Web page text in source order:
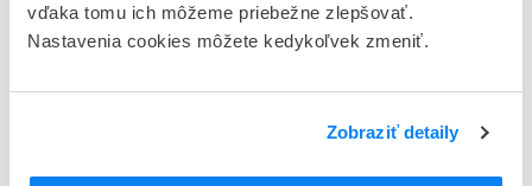
vďaka tomu ich môžeme priebežne zlepšovať.
Nastavenia cookies môžete kedykoľvek zmeniť.
Zobraziť detaily
Prehľad pre orgány v štátoch mimo EÚ/EHP